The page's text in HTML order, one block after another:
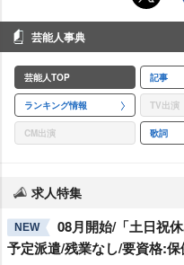
芸能人事典
芸能人TOP 記事
ランキング情報 TV出演
CM出演 歌詞
求人特集
NEW
08月開始/「土日祝
予定派遣/残業なし/要資格: